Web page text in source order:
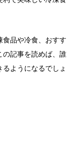
品や冷食、おすす
記事を読めば、誰
ようになるでしょ